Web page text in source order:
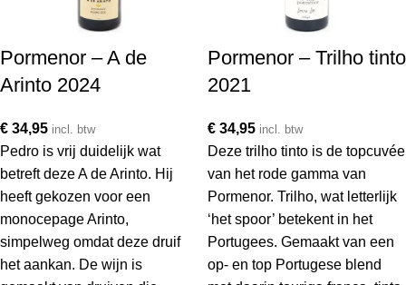
Pormenor – A de
Arinto 2024
€ 34,95 incl. btw
Pedro is vrij duidelijk wat
betreft deze A de Arinto. Hij
heeft gekozen voor een
monocepage Arinto,
simpelweg omdat deze druif
het aankan. De wijn is
Pormenor – Trilho tinto
2021
€ 34,95 incl. btw
Deze trilho tinto is de topcuvée
van het rode gamma van
Pormenor. Trilho, wat letterlijk
‘het spoor’ betekent in het
Portugees. Gemaakt van een
op- en top Portugese blend